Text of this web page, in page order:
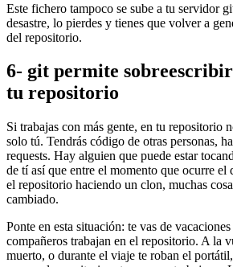
Este fichero tampoco se sube a tu servidor
desastre, lo pierdes y tienes que volver a
del repositorio.
6- git permite
tu repositorio
Si trabajas con más gente, en tu repositorio
solo tú. Tendrás código de otras personas,
requests. Hay alguien que puede estar
de tí así que entre el momento que ocurre el
el repositorio haciendo un clon, muchas
cambiado.
Ponte en esta situación: te vas de
compañeros trabajan en el repositorio. A la
muerto, o durante el viaje te roban el